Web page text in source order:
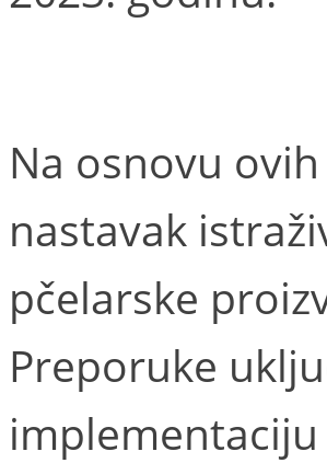
Na osnovu
nastavak
pčelarske
Preporuke